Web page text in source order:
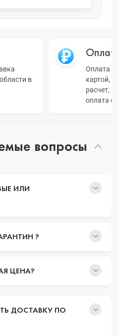
в
Оплата
картой,
расчет,
оплата
вопросы
ИЛИ
?
ЦЕНА?
ДОСТАВКУ ПО